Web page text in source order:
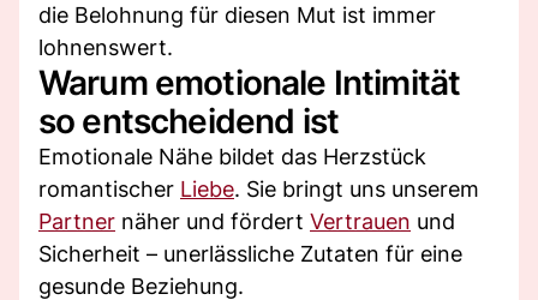
die Belohnung für diesen Mut ist immer
lohnenswert.
Warum emotionale Intimität
so entscheidend ist
Emotionale Nähe bildet das Herzstück
romantischer Liebe. Sie bringt uns unserem
Partner näher und fördert Vertrauen und
Sicherheit – unerlässliche Zutaten für eine
gesunde Beziehung.